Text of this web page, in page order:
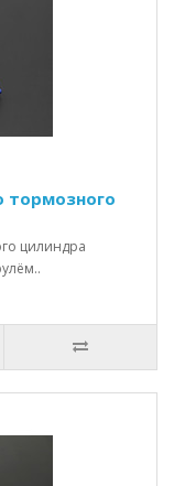
тормозного
цилиндра